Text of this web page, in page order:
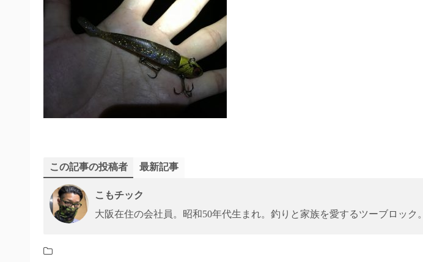
この記事の投稿者 最新記事
こもチック
大阪在住の会社員。昭和50年代生まれ。釣りと家族を愛するツーブロック。